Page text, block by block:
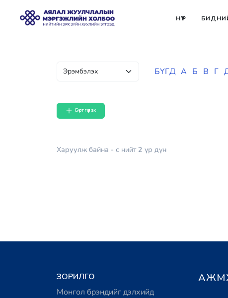
НҮҮР
БҮГД А Б В Г
Бүртгүүлэх
Харуулж байна - с нийт2 үр дүн
ЗОРИЛГО
Монгол брэндийг дэлхийд